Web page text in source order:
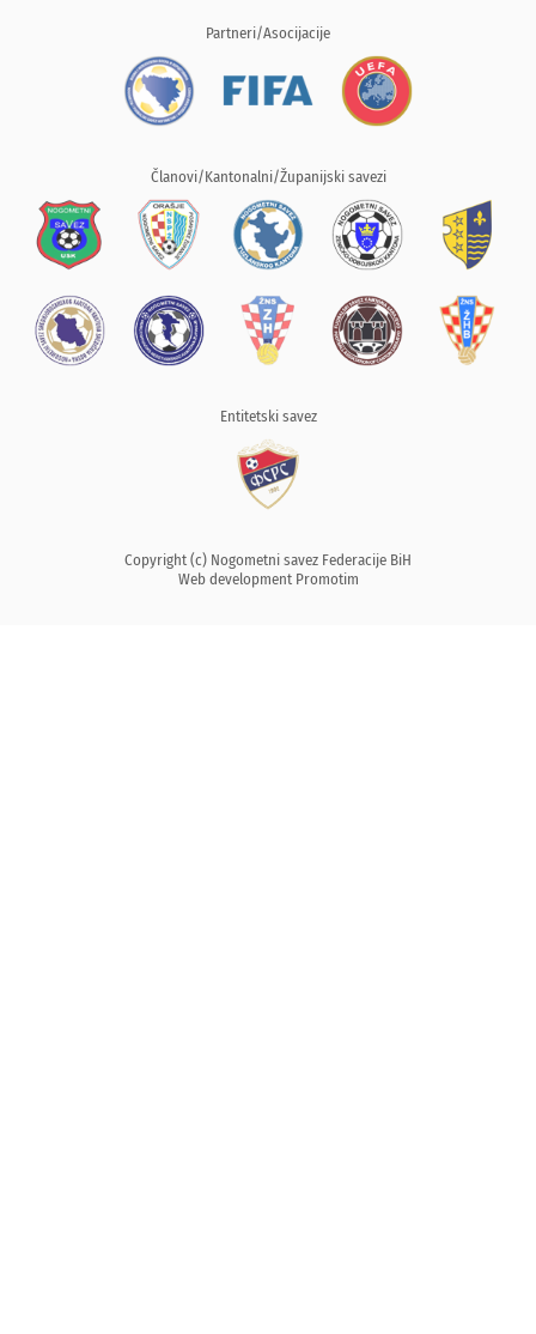
Partneri/Asocijacije
Članovi/Kantonalni/Županijski savezi
Entitetski savez
Copyright (c) Nogometni savez Federacije BiH
Web development Promotim